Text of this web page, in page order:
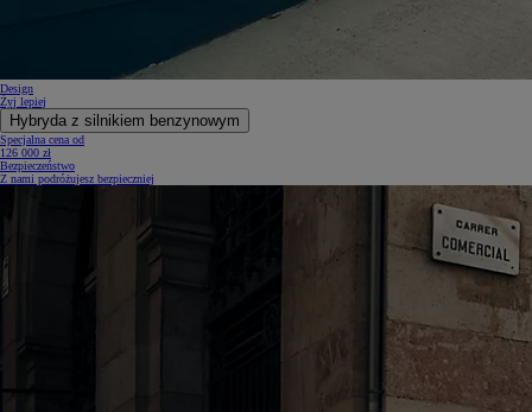
Design
Żyj lepiej
Hybryda z silnikiem benzynowym
Specjalna cena od
126 000 zł
Bezpieczeństwo
Z nami podróżujesz bezpieczniej